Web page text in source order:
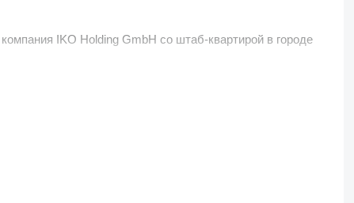
IKO Holding GmbH со штаб-квартирой в городе
и Узбекистане под торговой маркой
являются совместными предприятиями